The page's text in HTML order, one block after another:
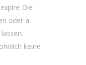
Die
oder a
keine